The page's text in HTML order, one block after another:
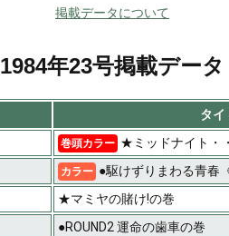
掲載データについて
1984年23号掲載データ
タイ
巻頭カラー ★ミッドナイト・
カラー ●駆けずりまわる青春
★マミヤの賭け!の巻
●ROUND2 運命の歯車の巻